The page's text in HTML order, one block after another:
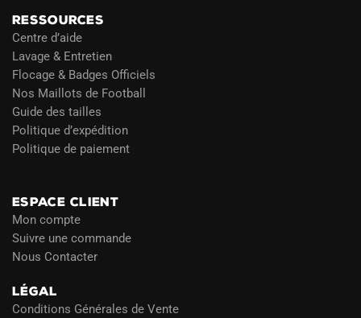
RESSOURCES
Centre d’aide
Lavage & Entretien
Flocage & Badges Officiels
Nos Maillots de Football
Guide des tailles
Politique d’expédition
Politique de paiement
ESPACE CLIENT
Mon compte
Suivre une commande
Nous Contacter
LÉGAL
Conditions Générales de Vente